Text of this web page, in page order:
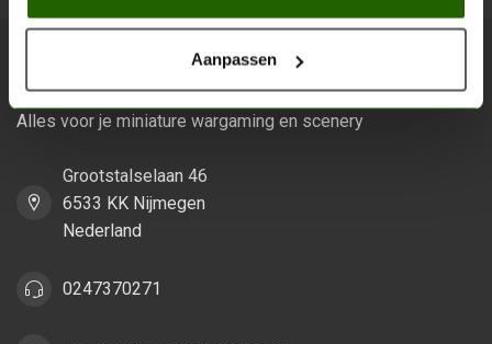
Aanpassen
Scenery Workshop BV
Alles voor je miniature wargaming en scenery
Grootstalselaan 46
6533 KK Nijmegen
Nederland
0247370271